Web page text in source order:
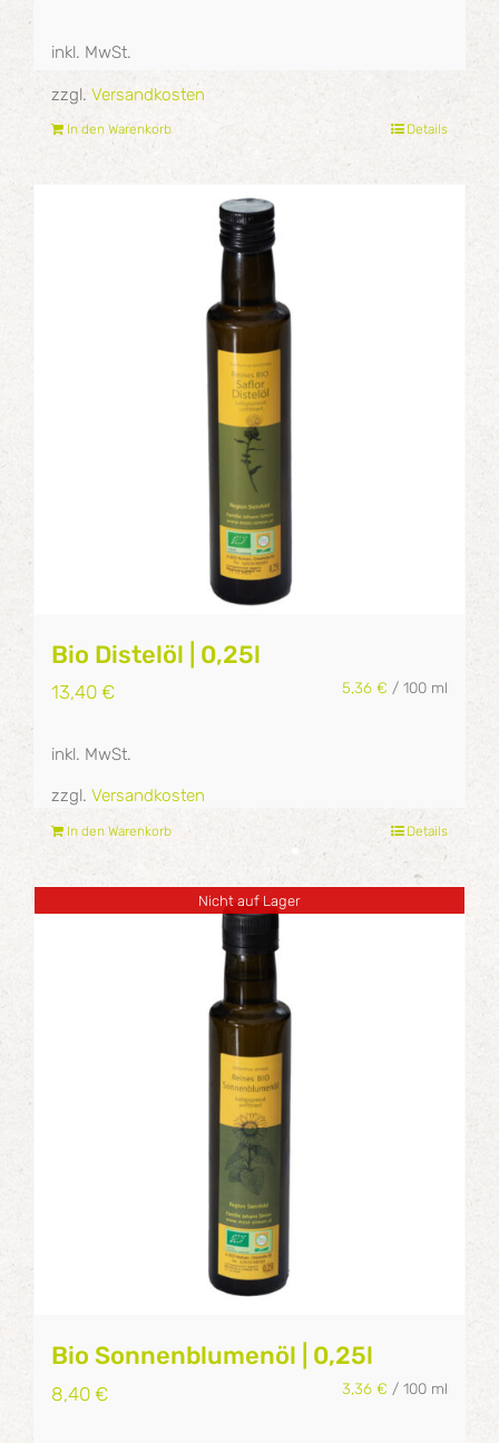
inkl. MwSt.
zzgl. Versandkosten
In den Warenkorb Details
Bio Distelöl | 0,25l
13,40 € 5,36€ /100 ml
inkl. MwSt.
zzgl. Versandkosten
In den Warenkorb Details
Nicht auf Lager
Bio Sonnenblumenöl | 0,25l
8,40 € 3,36€ /100 ml